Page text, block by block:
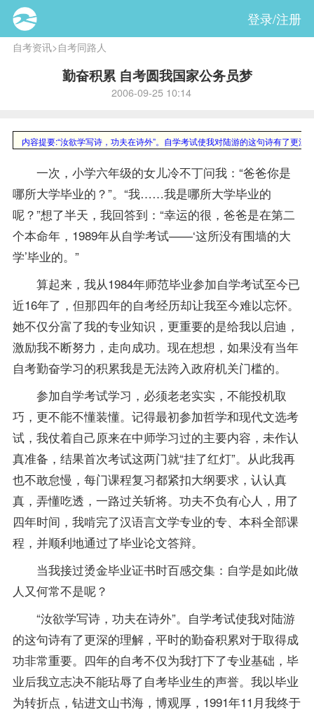
登录/注册
自考资讯>自考同路人
勤奋积累 自考圆我国家公务员梦
2006-09-25 10:14
内容提要:“汝欲学写诗，功夫在诗外”。自学考试使我对陆游的这句诗有了更
一次，小学六年级的女儿冷不丁问我：“爸爸你是
哪所大学毕业的？”。“我……我是哪所大学毕业的
呢？”想了半天，我回答到：“幸运的很，爸爸是在第二
个本命年，1989年从自学考试——‘这所没有围墙的大
学’毕业的。”
算起来，我从1984年师范毕业参加自学考试至今已
近16年了，但那四年的自考经历却让我至今难以忘怀。
她不仅分富了我的专业知识，更重要的是给我以启迪，
激励我不断努力，走向成功。现在想想，如果没有当年
自考勤奋学习的积累我是无法跨入政府机关门槛的。
参加自学考试学习，必须老老实实，不能投机取
巧，更不能不懂装懂。记得最初参加哲学和现代文选考
试，我仗着自己原来在中师学习过的主要内容，未作认
真准备，结果首次考试这两门就“挂了红灯”。从此我再
也不敢怠慢，每门课程复习都紧扣大纲要求，认认真
真，弄懂吃透，一路过关斩将。功夫不负有心人，用了
四年时间，我啃完了汉语言文学专业的专、本科全部课
程，并顺利地通过了毕业论文答辩。
当我接过烫金毕业证书时百感交集：自学是如此做
人又何常不是呢？
“汝欲学写诗，功夫在诗外”。自学考试使我对陆游
的这句诗有了更深的理解，平时的勤奋积累对于取得成
功非常重要。四年的自考不仅为我打下了专业基础，毕
业后我立志决不能玷辱了自考毕业生的声誉。我以毕业
为转折点，钻进文山书海，博观厚，1991年11月我终于